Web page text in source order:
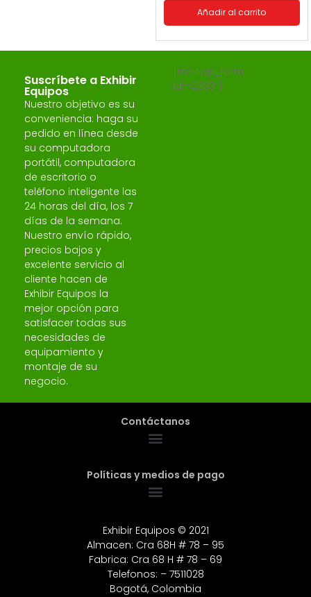
Añadir al carrito
Suscríbete a Exhibir
Equipos
Nuestro objetivo es su
conveniencia: haga su
pedido en línea desde
su computadora
portátil, computadora
de escritorio o
teléfono inteligente las
24 horas del día, los 7
días de la semana.
Nuestro envío rápido,
precios bajos y
excelente servicio al
cliente hacen de
Exhibir Equipos la
mejor opción para
satisfacer todas sus
necesidades de
equipamiento y
montaje de su
negocio.
[mc4wp_form
id=»2383″]
Contáctanos
Políticas y medios de pago
Exhibir Equipos © 2021
Almacen: Cra 68H # 78 – 95
Fabrica: Cra 68 H # 78 – 69
Telefonos: – 7511028
Bogotá, Colombia